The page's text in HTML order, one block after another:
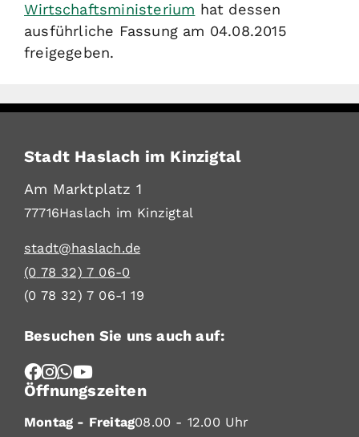
Wirtschaftsministerium hat dessen
ausführliche Fassung am 04.08.2015
freigegeben.
Stadt Haslach im Kinzigtal
Am Marktplatz 1
77716Haslach im Kinzigtal
stadt@haslach.de
(0 78 32) 7 06-0
(0 78 32) 7 06-1 19
Besuchen Sie uns auch auf:
Öffnungszeiten
Montag - Freitag08.00 - 12.00 Uhr